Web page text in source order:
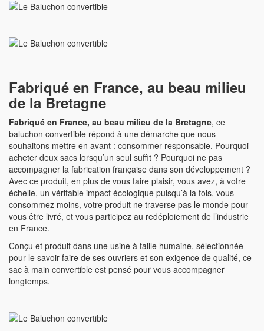
Fabriqué en France, au beau milieu
de la Bretagne
Fabriqué en France, au beau milieu de la Bretagne, ce
baluchon convertible répond à une démarche que nous
souhaitons mettre en avant : consommer responsable. Pourquoi
acheter deux sacs lorsqu’un seul suffit ? Pourquoi ne pas
accompagner la fabrication française dans son développement ?
Avec ce produit, en plus de vous faire plaisir, vous avez, à votre
échelle, un véritable impact écologique puisqu’à la fois, vous
consommez moins, votre produit ne traverse pas le monde pour
vous être livré, et vous participez au redéploiement de l’industrie
en France.
Conçu et produit dans une usine à taille humaine, sélectionnée
pour le savoir-faire de ses ouvriers et son exigence de qualité, ce
sac à main convertible est pensé pour vous accompagner
longtemps.